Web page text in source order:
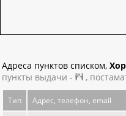
Адреса пунктов списком,
пункты выдачи -
,
Тип Адрес, телефон, email